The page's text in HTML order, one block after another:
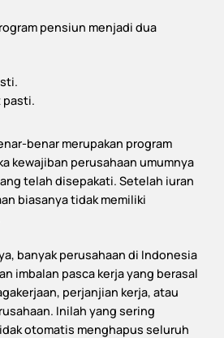
pensiun menjadi dua
pasti.
benar merupakan program
kewajiban perusahaan umumnya
telah disepakati. Setelah iuran
biasanya tidak memiliki
banyak perusahaan di Indonesia
imbalan pasca kerja yang berasal
perjanjian kerja, atau
Inilah yang sering
otomatis menghapus seluruh